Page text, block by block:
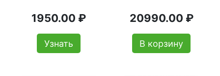
1950.00 ₽
Узнать
20990.00 ₽
В корзину